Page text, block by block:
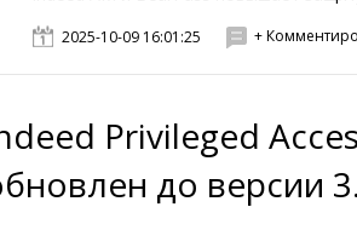
2025-10-09 16:01:25 +
Privileged
до версии